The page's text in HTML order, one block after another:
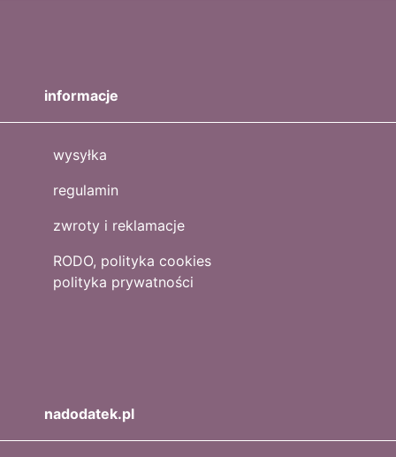
informacje
wysyłka
regulamin
zwroty i reklamacje
RODO, polityka cookies
polityka prywatności
nadodatek.pl